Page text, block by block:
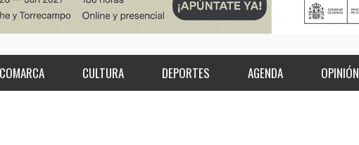
COMARCA CULTURA DEPORTES AGENDA OPINIÓN